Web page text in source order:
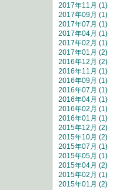
2017年11月 (1)
2017年09月 (1)
2017年07月 (1)
2017年04月 (1)
2017年02月 (1)
2017年01月 (2)
2016年12月 (2)
2016年11月 (1)
2016年09月 (1)
2016年07月 (1)
2016年04月 (1)
2016年02月 (1)
2016年01月 (1)
2015年12月 (2)
2015年10月 (2)
2015年07月 (1)
2015年05月 (1)
2015年04月 (2)
2015年02月 (1)
2015年01月 (2)